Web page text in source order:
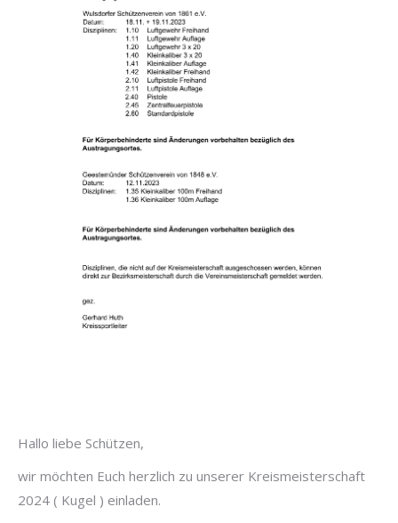
Hallo liebe Schützen,
wir möchten Euch herzlich zu unserer Kreismeisterschaft
2024 ( Kugel ) einladen.